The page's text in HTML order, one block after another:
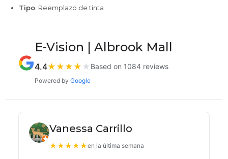
Tipo: Reemplazo de tinta
E-Vision | Albrook Mall
4.4★ ★ ★ ★ ★ Based on 1084 reviews
Powered by Google
Vanessa Carrillo
★★★★★en la última semana